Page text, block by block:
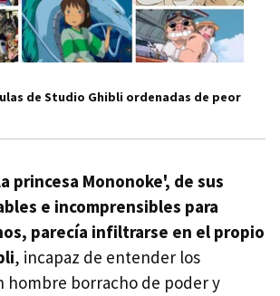
de Studio Ghibli ordenadas de peor
princesa Mononoke', de sus
e incomprensibles para
parecía infiltrarse en el propio
, incapaz de entender los
hombre borracho de poder y